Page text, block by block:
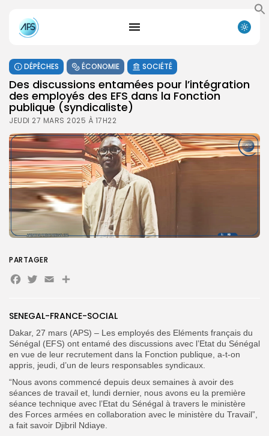
Search
for:
DÉPÊCHES ÉCONOMIE SOCIÉTÉ
Des discussions entamées pour l’intégration
des employés des EFS dans la Fonction
publique (syndicaliste)
JEUDI 27 MARS 2025 À 17H22
SENEGAL-FRANCE-SOCIAL
Dakar, 27 mars (APS) – Les employés des Eléments français du
Sénégal (EFS) ont entamé des discussions avec l’Etat du Sénégal
en vue de leur recrutement dans la Fonction publique, a-t-on
appris, jeudi, d’un de leurs responsables syndicaux.
“Nous avons commencé depuis deux semaines à avoir des
séances de travail et, lundi dernier, nous avons eu la première
séance technique avec l’Etat du Sénégal à travers le ministère
des Forces armées en collaboration avec le ministère du Travail”,
a fait savoir Djibril Ndiaye.
PARTAGER
Facebook
Twitter
EmailPartager